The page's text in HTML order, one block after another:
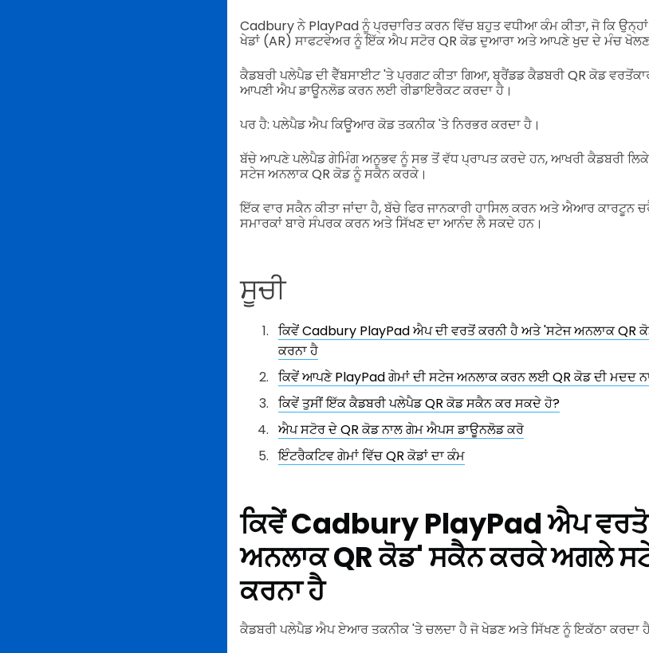
Cadbury ਨੇ PlayPad ਨੂੰ ਪ੍ਰਚਾਰਿਤ ਕਰਨ ਵਿੱਚ ਬਹੁਤ ਵਧੀਆ ਕੰਮ ਕੀਤਾ, ਜੋ ਕਿ
ਖੇਡਾਂ (AR) ਸਾਫਟਵੇਅਰ ਨੂੰ ਇੱਕ ਐਪ ਸਟੋਰ QR ਕੋਡ ਦੁਆਰਾ ਅਤੇ ਆਪਣੇ ਖੁਦ ਦੇ ਮੰਚ ਖੋਲਣ
ਕੈਡਬਰੀ ਪਲੇਪੈਡ ਦੀ ਵੈੱਬਸਾਈਟ 'ਤੇ ਪ੍ਰਗਟ ਕੀਤਾ ਗਿਆ, ਬ੍ਰੈਂਡਡ ਕੈਡਬਰੀ QR ਕੋਡ
ਆਪਣੀ ਐਪ ਡਾਊਨਲੋਡ ਕਰਨ ਲਈ ਰੀਡਾਇਰੈਕਟ ਕਰਦਾ ਹੈ।
ਪਰ ਹੈ: ਪਲੇਪੈਡ ਐਪ ਕਿਊਆਰ ਕੋਡ ਤਕਨੀਕ 'ਤੇ ਨਿਰਭਰ ਕਰਦਾ ਹੈ।
ਬੱਚੇ ਆਪਣੇ ਪਲੇਪੈਡ ਗੇਮਿੰਗ ਅਨੁਭਵ ਨੂੰ ਸਭ ਤੋਂ ਵੱਧ ਪ੍ਰਾਪਤ ਕਰਦੇ ਹਨ, ਆਖਰੀ ਕੈਡਬਰੀ
ਸਟੇਜ ਅਨਲਾਕ QR ਕੋਡ ਨੂੰ ਸਕੈਨ ਕਰਕੇ।
ਇੱਕ ਵਾਰ ਸਕੈਨ ਕੀਤਾ ਜਾਂਦਾ ਹੈ, ਬੱਚੇ ਫਿਰ ਜਾਨਕਾਰੀ ਹਾਸਿਲ ਕਰਨ ਅਤੇ ਐਆਰ ਕਾਰਟੂਨ
ਸਮਾਰਕਾਂ ਬਾਰੇ ਸੰਪਰਕ ਕਰਨ ਅਤੇ ਸਿੱਖਣ ਦਾ ਆਨੰਦ ਲੈ ਸਕਦੇ ਹਨ।
ਸੂਚੀ
ਕਿਵੇਂ Cadbury PlayPad ਐਪ ਦੀ ਵਰਤੋਂ ਕਰਨੀ ਹੈ ਅਤੇ 'ਸਟੇਜ ਅਨਲਾਕ
ਕਰਨਾ ਹੈ
ਕਿਵੇਂ ਆਪਣੇ PlayPad ਗੇਮਾਂ ਦੀ ਸਟੇਜ ਅਨਲਾਕ ਕਰਨ ਲਈ QR ਕੋਡ ਦੀ ਮਦਦ
ਕਿਵੇਂ ਤੁਸੀਂ ਇੱਕ ਕੈਡਬਰੀ ਪਲੇਪੈਡ QR ਕੋਡ ਸਕੈਨ ਕਰ ਸਕਦੇ ਹੋ?
ਐਪ ਸਟੋਰ ਦੇ QR ਕੋਡ ਨਾਲ ਗੇਮ ਐਪਸ ਡਾਊਨਲੋਡ ਕਰੋ
ਇੰਟਰੈਕਟਿਵ ਗੇਮਾਂ ਵਿੱਚ QR ਕੋਡਾਂ ਦਾ ਕੰਮ
ਕਿਵੇਂ Cadbury PlayPad ਐਪ
ਅਨਲਾਕ QR ਕੋਡ' ਸਕੈਨ ਕਰਕੇ ਅਗਲੇ
ਕਰਨਾ ਹੈ
ਕੈਡਬਰੀ ਪਲੇਪੈਡ ਐਪ ਏਆਰ ਤਕਨੀਕ 'ਤੇ ਚਲਦਾ ਹੈ ਜੋ ਖੇਡਣ ਅਤੇ ਸਿੱਖਣ ਨੂੰ ਇਕੱਠਾ ਕਰਦਾ